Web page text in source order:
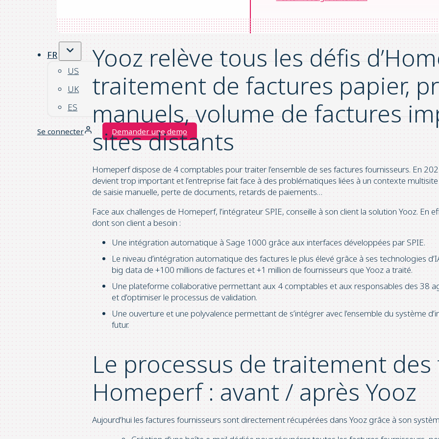
FR
US
UK
ES
Se connecter Demander une demo
fournisseur de ses agences grâce à Yooz.
Yooz relève tous les défis
traitement de factures papier,
manuels, volume de factures
sites distants
Homeperf dispose de 4 comptables pour traiter l’ensemble de ses factures fournisseurs. En
devient trop important et l’entreprise fait face à des problématiques liées à un contexte
de saisie manuelle, perte de documents, retards de paiements…
Face aux challenges de Homeperf, l’intégrateur SPIE, conseille à son client la solution Yooz. En
dont son client a besoin :
Une intégration automatique à Sage 1000 grâce aux interfaces développées par SPIE.
Le niveau d’intégration automatique des factures le plus élevé grâce à ses technologies
big data de +100 millions de factures et +1 million de fournisseurs que Yooz a traité.
Une plateforme collaborative permettant aux 4 comptables et aux responsables des 38
et d’optimiser le processus de validation.
Une ouverture et une polyvalence permettant de s’intégrer avec l’ensemble du système
futur.
Le processus de traitement
Homeperf : avant / après Yooz
Aujourd’hui les factures fournisseurs sont directement récupérées dans Yooz grâce à son